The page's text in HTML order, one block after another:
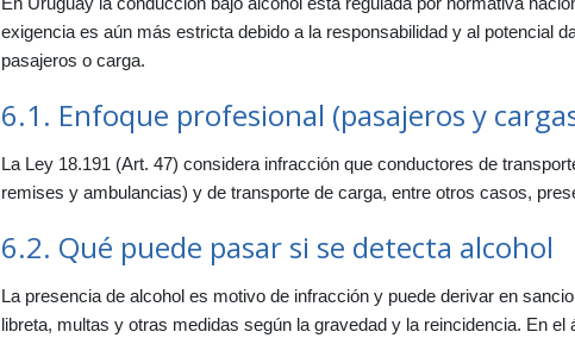
exigencia es aún más estricta debido a la responsabilidad y al potencial
pasajeros o carga.
6.1. Enfoque profesional (pasajeros y
La Ley 18.191 (Art. 47) considera infracción que conductores de
remises y ambulancias) y de transporte de carga, entre otros casos,
6.2. Qué puede pasar si se detecta alcohol
La presencia de alcohol es motivo de infracción y puede derivar en
libreta, multas y otras medidas según la gravedad y la reincidencia. En